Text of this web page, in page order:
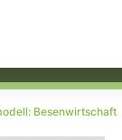
Besenwirtschaft